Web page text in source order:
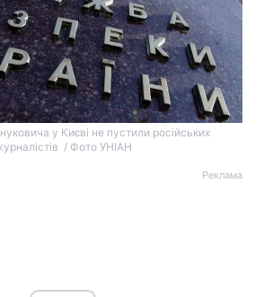
у Києві не пустили російських
/ Фото УНІАН
Реклама